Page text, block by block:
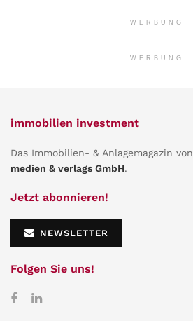
WERBUNG
WERBUNG
immobilien investment
Das Immobilien- & Anlagemagazin von
medien & verlags GmbH.
Jetzt abonnieren!
NEWSLETTER
Folgen Sie uns!